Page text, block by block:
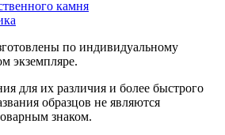
камня
по индивидуальному
экземпляре.
для их различия и более быстрого
образцов не являются
знаком.